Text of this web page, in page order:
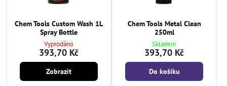
Chem Tools Custom Wash 1L
Spray Bottle
Vyprodáno
393,70 Kč
Zobrazit
Chem Tools Metal Clean
250ml
Skladem
393,70 Kč
Do košíku